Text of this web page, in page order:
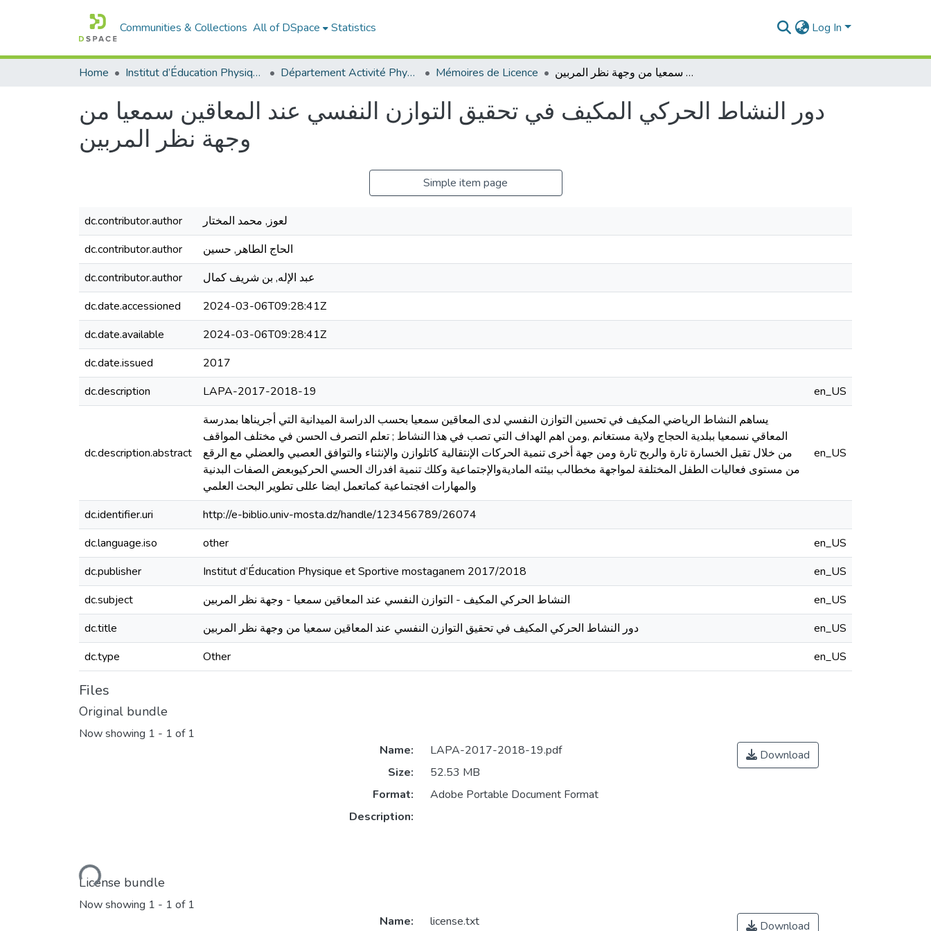
Communities & Collections All of DSpace Statistics Log In
Home Institut d’Éducation Physique et Sportive Département Activité Physique Adaptée (APA) Mémoires de Licence دور النشاط الحركي المكيف في تحقيق التوازن النفسي عند المعاقين سمعيا من وجهة نظر المربين
دور النشاط الحركي المكيف في تحقيق التوازن النفسي عند المعاقين سمعيا من
وجهة نظر المربين
Simple item page
dc.contributor.author
لعوز, محمد المختار
dc.contributor.author
الحاج الطاهر, حسين
dc.contributor.author
عبد الإله, بن شريف كمال
dc.date.accessioned
2024-03-06T09:28:41Z
dc.date.available
2024-03-06T09:28:41Z
dc.date.issued
2017
dc.description
LAPA-2017-2018-19 en_US
dc.description.abstract
يساهم النشاط الرياضي المكيف في تحسين التوازن النفسي لدى المعاقين سمعيا بحسب الدراسة الميدانية التي أجريناها بمدرسة
المعاقي نسمعيا ببلدية الحجاج ولاية مستغانم ,ومن اهم الهداف التي تصب في هذا النشاط ; تعلم التصرف الحسن في مختلف المواقف
من خلال تقبل الخسارة تارة والربح تارة ومن جهة أخرى تنمية الحركات الإنتقالية كاتلوازن والإنثناء والتوافق العصبي والعضلي مع الرقع
من مستوى فعاليات الطفل المختلفة لمواجهة مخطالب بيئته الماديةوالإجتماعية وكلك تنمية افدراك الحسي الحركيوبعض الصفات البدنية
والمهارات افجتماعية كماتعمل ايضا عللى تطوير البحث العلمي
en_US
dc.identifier.uri
http://e-biblio.univ-mosta.dz/handle/123456789/26074
dc.language.iso
other
en_US
dc.publisher
Institut d’Éducation Physique et Sportive mostaganem 2017/2018
en_US
dc.subject
النشاط الحركي المكيف - التوازن النفسي عند المعاقين سمعيا - وجهة نظر المربين
en_US
dc.title
دور النشاط الحركي المكيف في تحقيق التوازن النفسي عند المعاقين سمعيا من وجهة نظر المربين
en_US
dc.type
Other en_US
Files
Original bundle
Now showing 1 - 1 of 1
Loading...
Name:
LAPA-2017-2018-19.pdf
Size:
52.53 MB
Format:
Adobe Portable Document Format
Description:
Download
License bundle
Now showing 1 - 1 of 1
Name:
license.txt Download